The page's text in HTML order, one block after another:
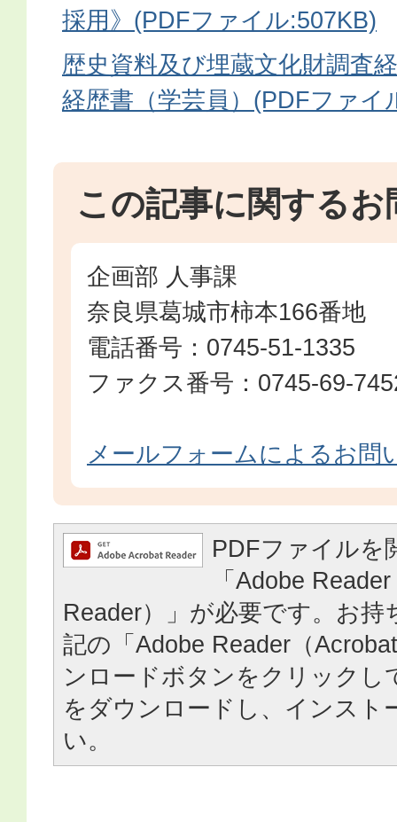
採用》(PDFファイル:507KB)
歴史資料及び埋蔵文化財調査
経歴書（学芸員）(PDFファイ
この記事に関するお
企画部 人事課
奈良県葛城市柿本166番地
電話番号：0745-51-1335
ファクス番号：0745-69-
メールフォームによるお問
PDFファイルを
「Adobe
Reader）」が必要です。お持
記の「Adobe Reader（
ンロードボタンをクリックし
をダウンロードし、インスト
い。